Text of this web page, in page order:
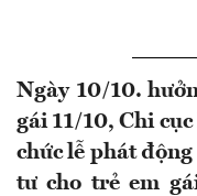
Ngày 10/10.
gái 11/10, Chi
chức lễ phát
tư cho trẻ em